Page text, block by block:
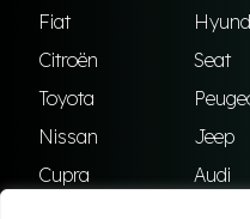
Fiat
Citroën
Seat
Toyota
Nissan
Jeep
Cupra
Audi